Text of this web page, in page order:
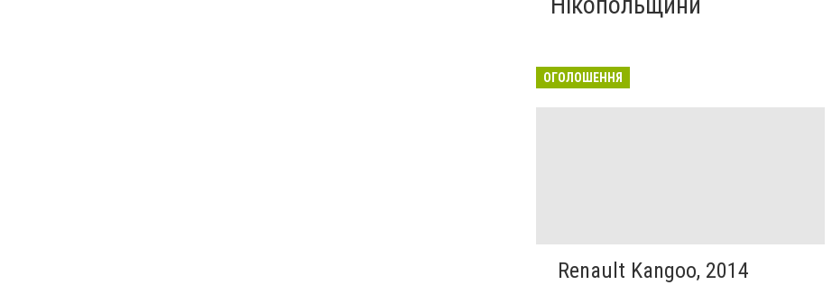
ОГОЛОШЕННЯ
Renault Kangoo, 2014